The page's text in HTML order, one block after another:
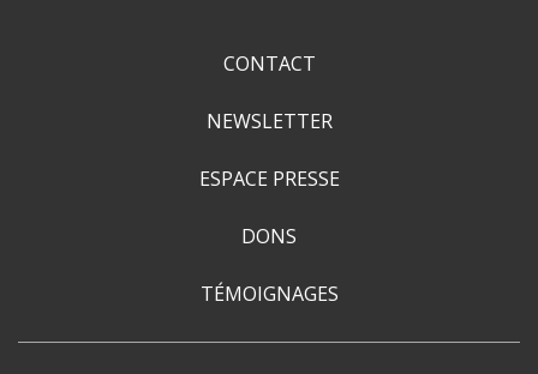
CONTACT
NEWSLETTER
ESPACE PRESSE
DONS
TÉMOIGNAGES